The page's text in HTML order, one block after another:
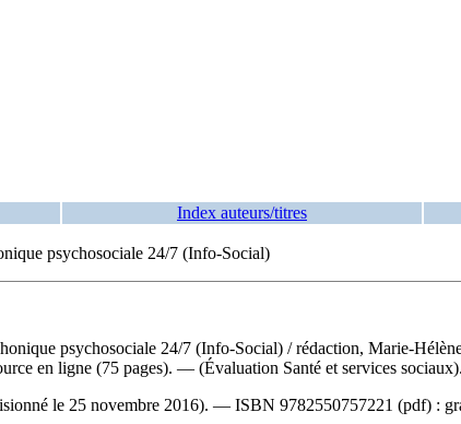
Index auteurs/titres
psychosociale 24/7 (Info-Social)
psychosociale 24/7 (Info-Social) / rédaction, Marie-
en ligne (75 pages). — (Évaluation Santé et services sociaux).
le 25 novembre 2016). — ISBN 9782550757221 (pdf) :